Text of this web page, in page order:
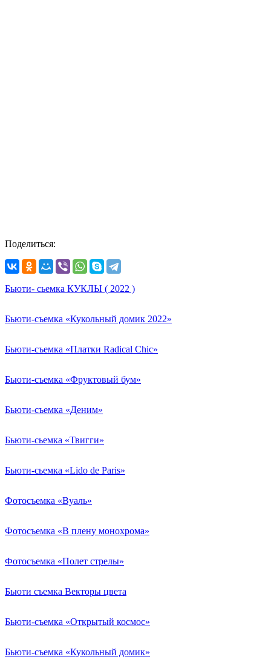
Поделиться:
Бьюти- сьемка КУКЛЫ ( 2022 )
Бьюти-съемка «Кукольный домик 2022»
Бьюти-съемка «Платки Radical Chic»
Бьюти-съемка «Фруктовый бум»
Бьюти-съемка «Деним»
Бьюти-сьемка «Твигги»
Бьюти-сьемка «Lido de Paris»
Фотосъемка «Вуаль»
Фотосъемка «В плену монохрома»
Фотосъемка «Полет стрелы»
Бьюти съемка Векторы цвета
Бьюти-съемка «Открытый космос»
Бьюти-съемка «Кукольный домик»